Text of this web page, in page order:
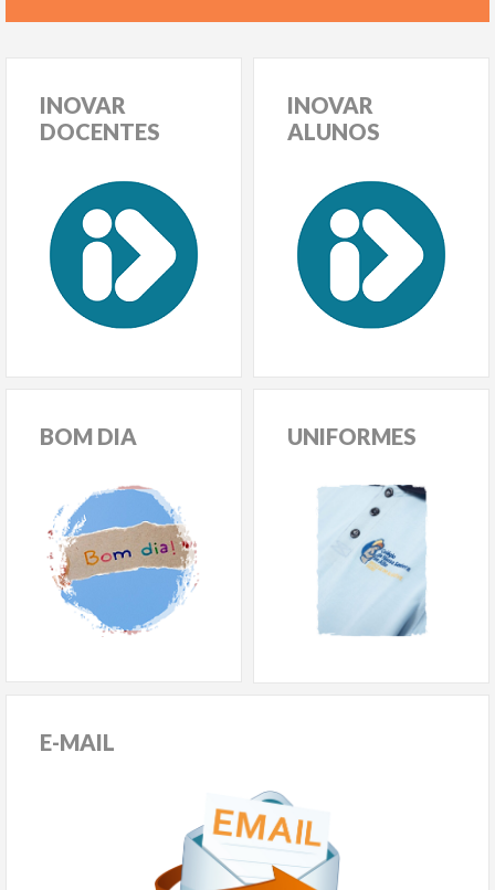
INOVAR
DOCENTES
BOM DIA
INOVAR
ALUNOS
UNIFORMES
E-MAIL